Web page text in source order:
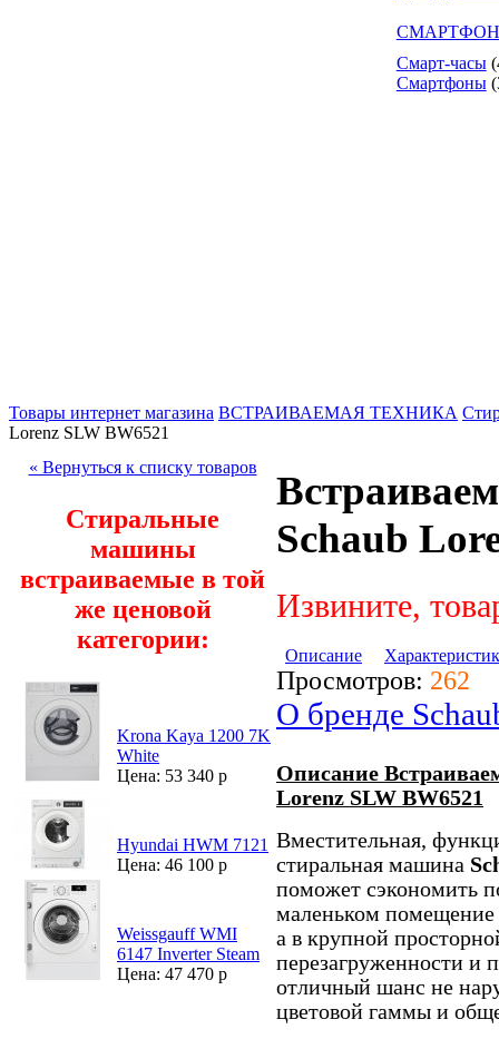
Смарт-часы
Смартфоны
Товары интернет магазина ВСТРАИВАЕМАЯ ТЕХНИКА
Lorenz SLW BW6521
« Вернуться к списку товаров
Стиральные
машины
встраиваемые в той
же ценовой
категории:
Krona Kaya 1200 7K
White
Цена: 53 340 р
Hyundai HWM 7121
Цена: 46 100 р
Weissgauff WMI
6147 Inverter Steam
Цена: 47 470 р
Schaub
Извините,
Описание
Просмотров: 262
О бренде
Описание
Lorenz SLW BW6521
Вместительная,
стиральная машина
поможет сэкономить
маленьком помещение
а в крупной
перезагруженности и
отличный шанс не
цветовой гаммы и